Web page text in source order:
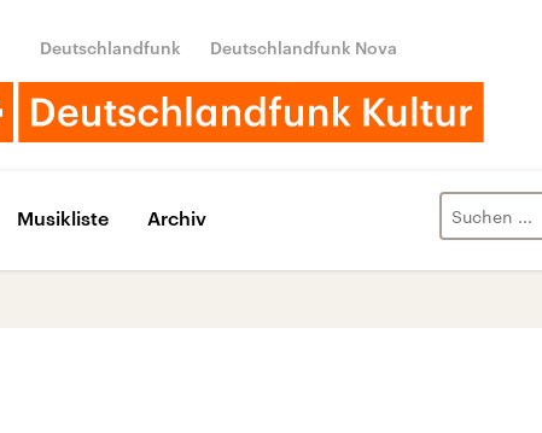
Deutschlandfunk Deutschlandfunk Nova
Musikliste Archiv